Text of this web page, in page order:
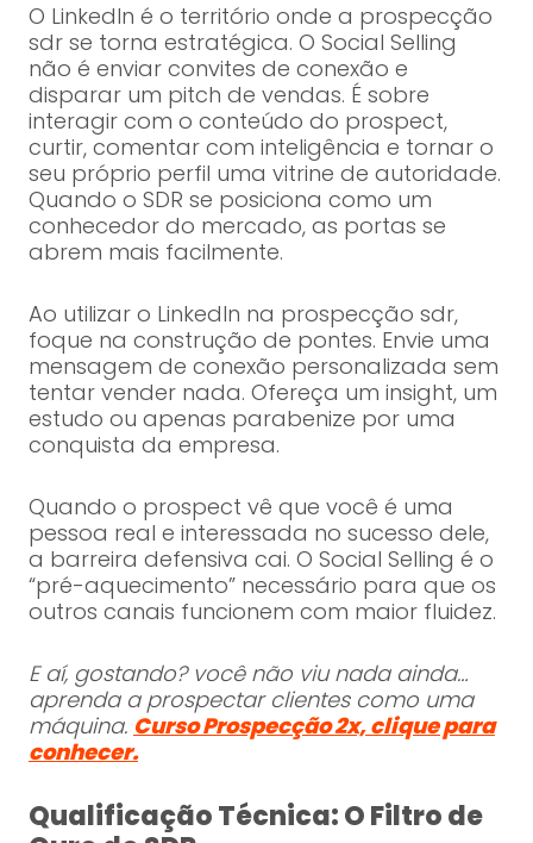
O LinkedIn é o território onde a prospecção
sdr se torna estratégica. O Social Selling
não é enviar convites de conexão e
disparar um pitch de vendas. É sobre
interagir com o conteúdo do prospect,
curtir, comentar com inteligência e tornar o
seu próprio perfil uma vitrine de autoridade.
Quando o SDR se posiciona como um
conhecedor do mercado, as portas se
abrem mais facilmente.
Ao utilizar o LinkedIn na prospecção sdr,
foque na construção de pontes. Envie uma
mensagem de conexão personalizada sem
tentar vender nada. Ofereça um insight, um
estudo ou apenas parabenize por uma
conquista da empresa.
Quando o prospect vê que você é uma
pessoa real e interessada no sucesso dele,
a barreira defensiva cai. O Social Selling é o
“pré-aquecimento” necessário para que os
outros canais funcionem com maior fluidez.
E aí, gostando? você não viu nada ainda…
aprenda a prospectar clientes como uma
máquina. Curso Prospecção 2x, clique para
conhecer.
Qualificação Técnica: O Filtro de